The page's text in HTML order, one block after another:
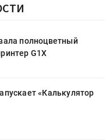
полноцветный
G1X
«Калькулятор